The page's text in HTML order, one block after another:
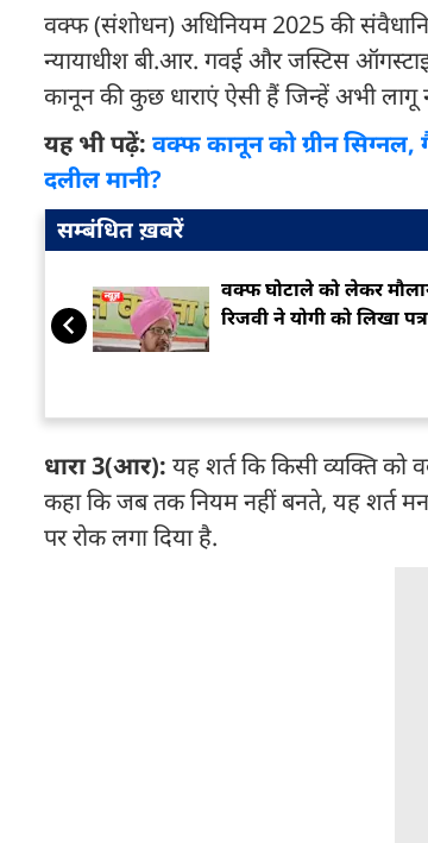
वक्फ (संशोधन) अधिनियम 2025 की
न्यायाधीश बी.आर. गवई और जस्टिस
कानून की कुछ धाराएं ऐसी हैं जिन्हें अभी लागू
यह भी पढ़ें: वक्फ कानून को ग्रीन
दलील मानी?
सम्बंधित ख़बरें
वक्फ घोटाले को लेकर
रिजवी ने योगी को लिखा पत्र
धारा 3(आर): यह शर्त कि किसी व्यक्ति
कहा कि जब तक नियम नहीं बनते, यह शर्त
पर रोक लगा दिया है.